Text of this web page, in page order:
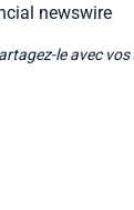
newswire
le avec